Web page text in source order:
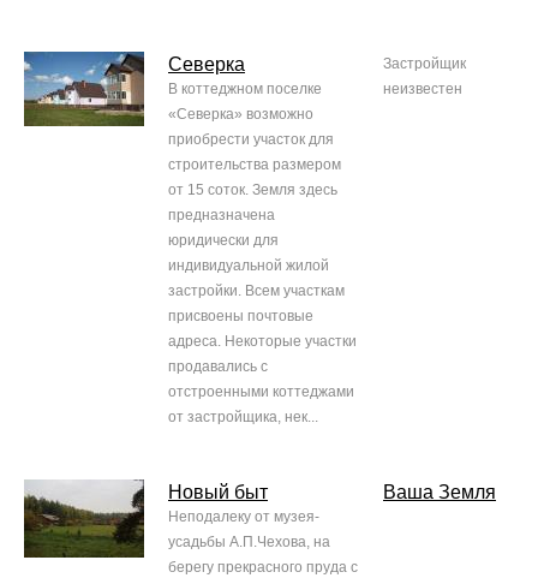
Северка
В коттеджном поселке
«Северка» возможно
приобрести участок для
строительства размером
от 15 соток. Земля здесь
предназначена
юридически для
индивидуальной жилой
застройки. Всем участкам
присвоены почтовые
адреса. Некоторые участки
продавались с
отстроенными коттеджами
от застройщика, нек...
Застройщик
неизвестен
Новый быт
Неподалеку от музея-
усадьбы А.П.Чехова, на
берегу прекрасного пруда с
Ваша Земля